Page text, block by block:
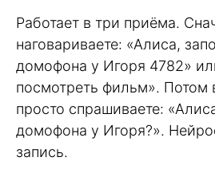
Работает в три приёма.
наговариваете: «Алиса,
домофона у Игоря 4782»
посмотреть фильм».
просто спрашиваете:
домофона у Игоря?».
запись.